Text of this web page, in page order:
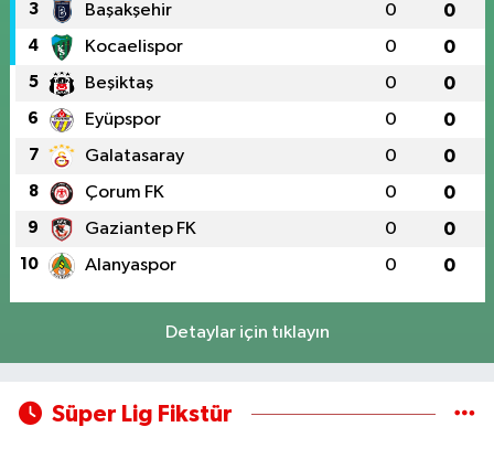
3 Başakşehir 0 0
4 Kocaelispor 0 0
5 Beşiktaş 0 0
6 Eyüpspor 0 0
7 Galatasaray 0 0
8 Çorum FK 0 0
9 Gaziantep FK 0 0
10 Alanyaspor 0 0
Detaylar için tıklayın
Süper Lig Fikstür